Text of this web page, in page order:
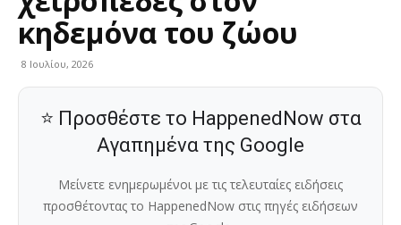
κηδεμόνα του ζώου
8 Ιουλίου, 2026
⭐ Προσθέστε το HappenedNow στα
Αγαπημένα της Google
Μείνετε ενημερωμένοι με τις τελευταίες ειδήσεις
προσθέτοντας το HappenedNow στις πηγές ειδήσεων